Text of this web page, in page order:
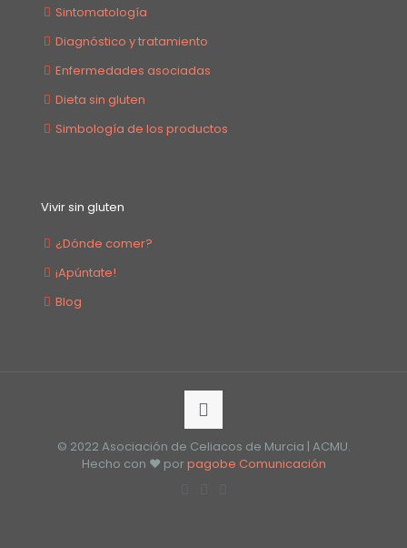
Sintomatología
Diagnóstico y tratamiento
Enfermedades asociadas
Dieta sin gluten
Simbología de los productos
Vivir sin gluten
¿Dónde comer?
¡Apúntate!
Blog
© 2022 Asociación de Celiacos de Murcia | ACMU.
Hecho con ❤️ por pagobe Comunicación